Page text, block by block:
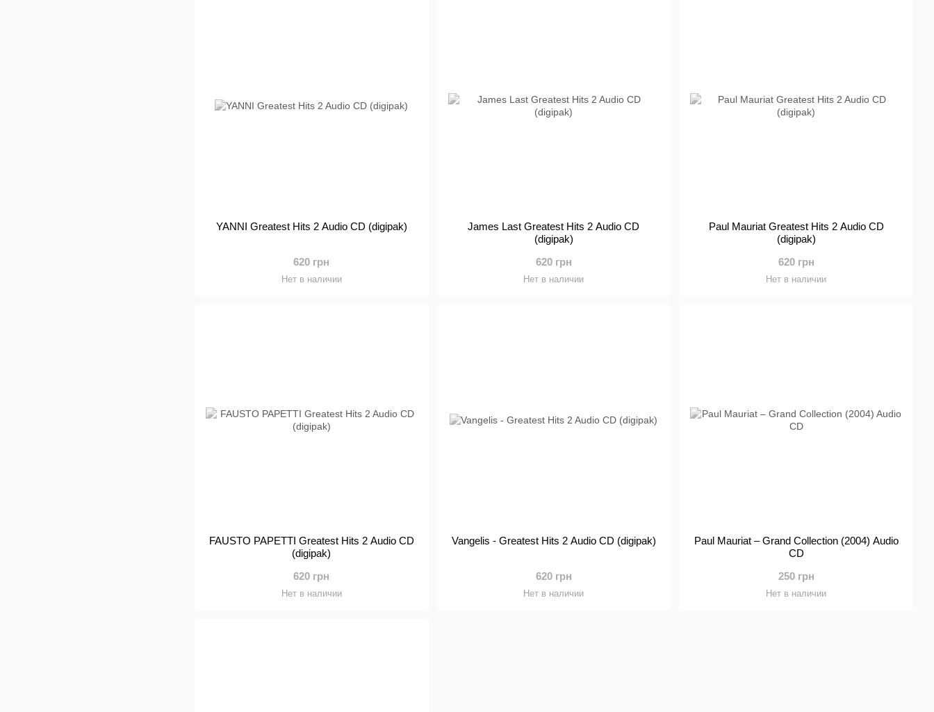
YANNI Greatest Hits 2 Audio CD (digipak)
620 грн
Нет в наличии
James Last Greatest Hits 2 Audio CD
(digipak)
620 грн
Нет в наличии
Paul Mauriat Greatest Hits 2 Audio CD
(digipak)
620 грн
Нет в наличии
FAUSTO PAPETTI Greatest Hits 2 Audio CD
(digipak)
620 грн
Нет в наличии
Vangelis - Greatest Hits 2 Audio CD (digipak)
620 грн
Нет в наличии
Paul Mauriat – Grand Collection (2004) Audio
CD
250 грн
Нет в наличии